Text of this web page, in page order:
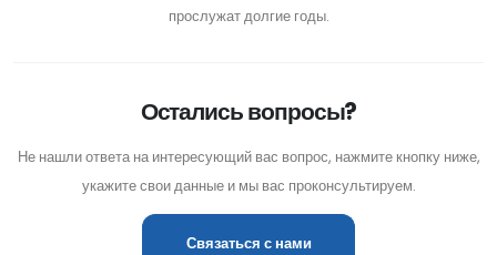
прослужат долгие годы.
Остались вопросы?
Не нашли ответа на интересующий вас вопрос, нажмите кнопку ниже,
укажите свои данные и мы вас проконсультируем.
Связаться с нами